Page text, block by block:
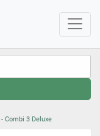
Combi 3 Deluxe